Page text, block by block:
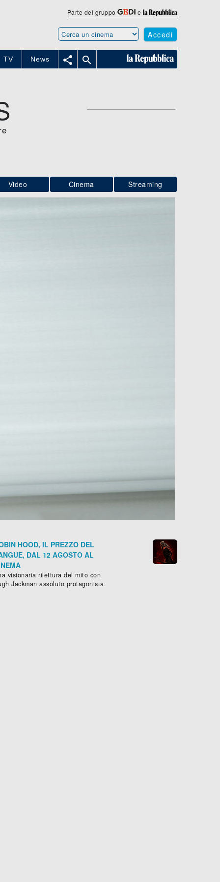
Parte del gruppo e
Accedi
TV News  
Video Cinema Streaming
HOOD, IL PREZZO DEL
DAL 12 AGOSTO AL
visionaria rilettura del mito con
Jackman assoluto protagonista.